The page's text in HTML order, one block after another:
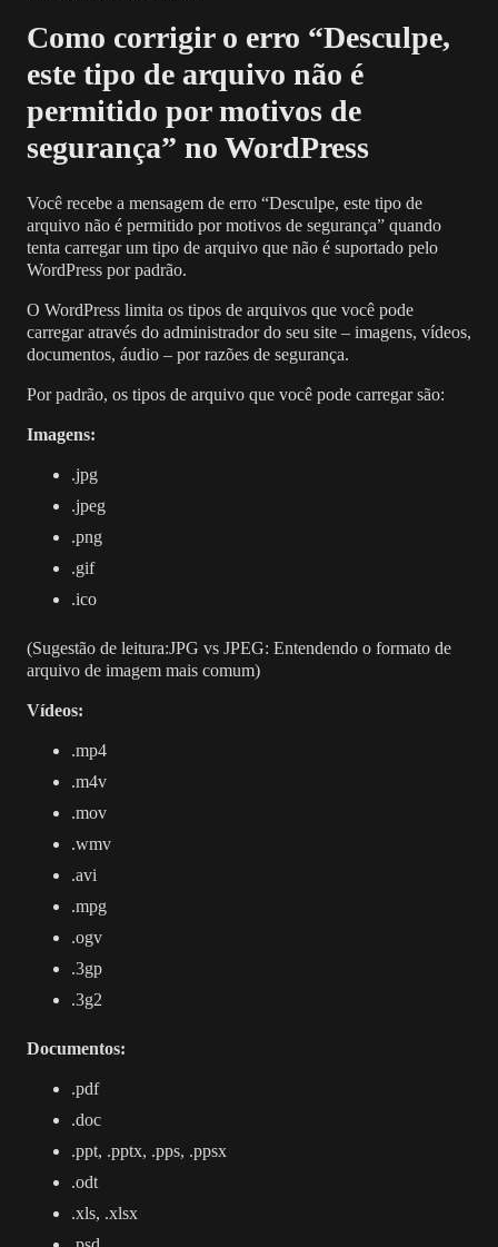
Como corrigir o erro “Desculpe,
este tipo de arquivo não é
permitido por motivos de
segurança” no WordPress
Você recebe a mensagem de erro “Desculpe, este tipo de
arquivo não é permitido por motivos de segurança” quando
tenta carregar um tipo de arquivo que não é suportado pelo
WordPress por padrão.
O WordPress limita os tipos de arquivos que você pode
carregar através do administrador do seu site – imagens, vídeos,
documentos, áudio – por razões de segurança.
Por padrão, os tipos de arquivo que você pode carregar são:
Imagens:
.jpg
.jpeg
.png
.gif
.ico
(Sugestão de leitura:JPG vs JPEG: Entendendo o formato de
arquivo de imagem mais comum)
Vídeos:
.mp4
.m4v
.mov
.wmv
.avi
.mpg
.ogv
.3gp
.3g2
Documentos:
.pdf
.doc
.ppt, .pptx, .pps, .ppsx
.odt
.xls, .xlsx